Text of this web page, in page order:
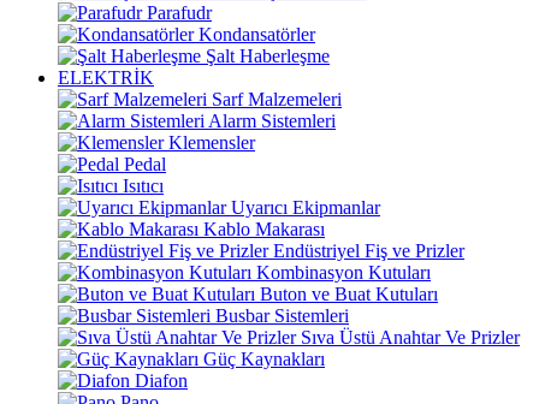
Parafudr
Kondansatörler
Şalt Haberleşme
ELEKTRİK
Sarf Malzemeleri
Alarm Sistemleri
Klemensler
Pedal
Isıtıcı
Uyarıcı Ekipmanlar
Kablo Makarası
Endüstriyel Fiş ve Prizler
Kombinasyon Kutuları
Buton ve Buat Kutuları
Busbar Sistemleri
Sıva Üstü Anahtar Ve Prizler
Güç Kaynakları
Diafon